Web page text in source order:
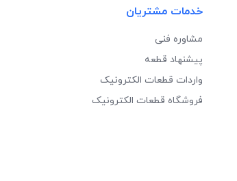
خدمات مشتریان
مشاوره فنی
پیشنهاد قطعه
واردات قطعات الکترونیک
فروشگاه قطعات الکترونیک